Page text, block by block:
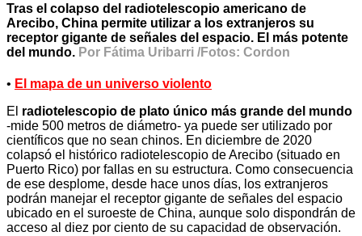
Tras el colapso del radiotelescopio americano de
Arecibo, China permite utilizar a los extranjeros su
receptor gigante de señales del espacio. El más potente
del mundo. Por Fátima Uribarri /Fotos: Cordon
• El mapa de un universo violento
El radiotelescopio de plato único más grande del mundo
-mide 500 metros de diámetro- ya puede ser utilizado por
científicos que no sean chinos. En diciembre de 2020
colapsó el histórico radiotelescopio de Arecibo (situado en
Puerto Rico) por fallas en su estructura. Como consecuencia
de ese desplome, desde hace unos días, los extranjeros
podrán manejar el receptor gigante de señales del espacio
ubicado en el suroeste de China, aunque solo dispondrán de
acceso al diez por ciento de su capacidad de observación.